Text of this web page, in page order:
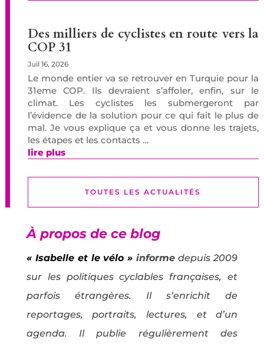
Des milliers de cyclistes en route vers la
COP 31
Juil 16, 2026
Le monde entier va se retrouver en Turquie pour la
31eme COP. Ils devraient s’affoler, enfin, sur le
climat. Les cyclistes les submergeront par
l’évidence de la solution pour ce qui fait le plus de
mal. Je vous explique ça et vous donne les trajets,
les étapes et les contacts …
lire plus
TOUTES LES ACTUALITÉS
À propos de ce blog
« Isabelle et le vélo » informe depuis 2009
sur les politiques cyclables françaises, et
parfois étrangères. Il s’enrichit de
reportages, portraits, lectures, et d’un
agenda. Il publie régulièrement des